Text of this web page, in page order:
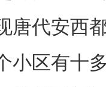
唐代安西
小区有十